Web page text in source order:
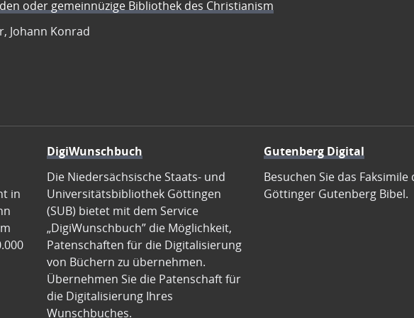
oder gemeinnüzige Bibliothek des Christianism
Johann Konrad
in
DigiWunschbuch
Die Niedersächsische Staats- und
Universitätsbibliothek Göttingen
(SUB) bietet mit dem Service
„DigiWunschbuch” die Möglichkeit,
Patenschaften für die Digitalisierung
von Büchern zu übernehmen.
Übernehmen Sie die Patenschaft für
die Digitalisierung Ihres
Wunschbuches.
Gutenberg Digital
Besuchen Sie das Faksimile
Göttinger Gutenberg Bibel.